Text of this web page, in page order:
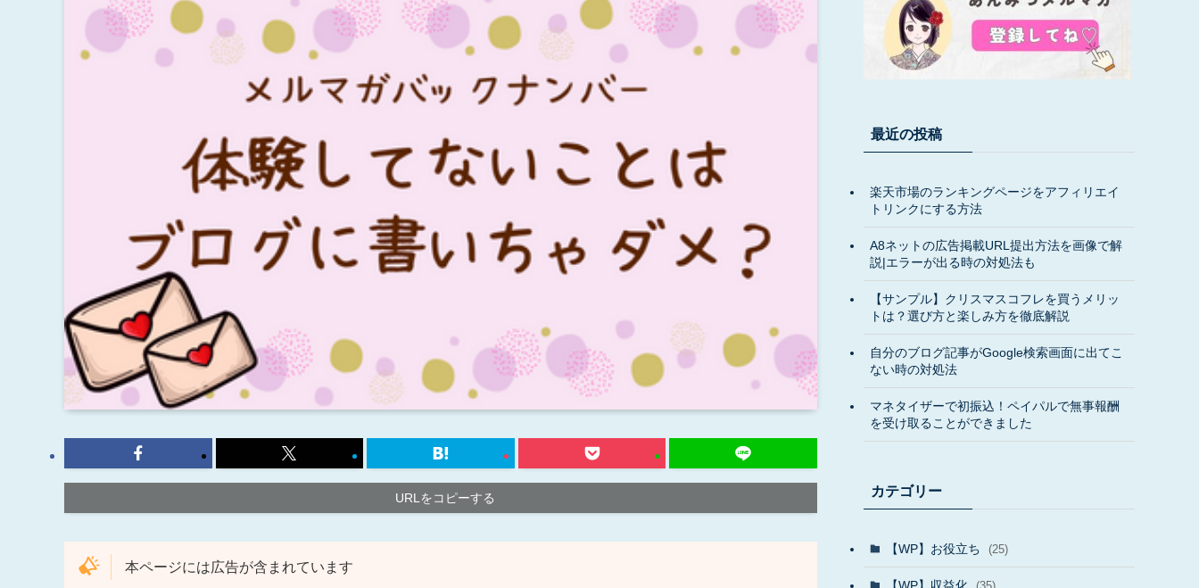
URLをコピーする
本ページには広告が含まれています
最近の投稿
楽天市場のランキングページをアフィリエイ
トリンクにする方法
A8ネットの広告掲載URL提出方法を画像で解
説|エラーが出る時の対処法も
【サンプル】クリスマスコフレを買うメリッ
トは？選び方と楽しみ方を徹底解説
自分のブログ記事がGoogle検索画面に出てこ
ない時の対処法
マネタイザーで初振込！ペイパルで無事報酬
を受け取ることができました
カテゴリー
【WP】お役立ち (25)
【WP】収益化 (35)